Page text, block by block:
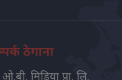
ठेगाना
ओ.बी. मिडिया प्रा. लि.